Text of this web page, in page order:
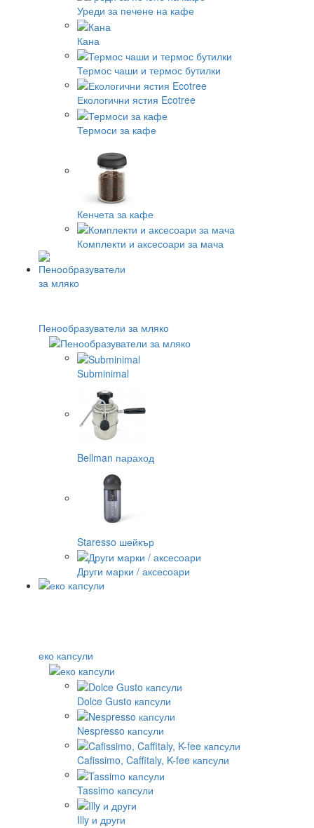
Уреди за печене на кафе
Кана
Термос чаши и термос бутилки
Екологични ястия Ecotree
Термоси за кафе
Кенчета за кафе
Комплекти и аксесоари за мача
Пенообразуватели за мляко
Subminimal
Bellman параход
Staresso шейкър
Други марки / аксесоари
еко капсули
Dolce Gusto капсули
Nespresso капсули
Cafissimo, Caffitaly, K-fee капсули
Tassimo капсули
Illy и други